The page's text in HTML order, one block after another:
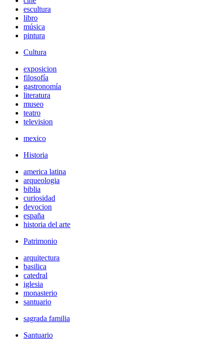
escultura
libro
música
pintura
Cultura
exposicion
filosofía
gastronomía
literatura
museo
teatro
television
mexico
Historia
america latina
arqueologia
biblia
curiosidad
devocion
españa
historia del arte
Patrimonio
arquitectura
basilica
catedral
iglesia
monasterio
santuario
sagrada familia
Santuario